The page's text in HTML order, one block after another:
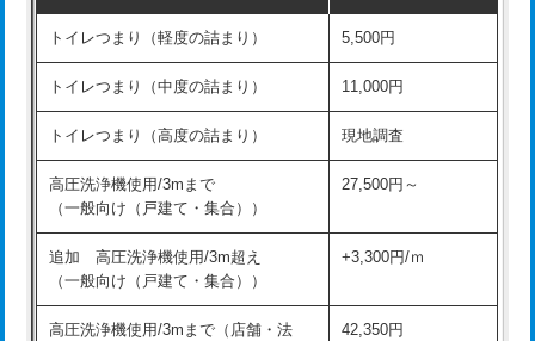
トイレつまり（軽度の詰まり） 5,500円
トイレつまり（中度の詰まり） 11,000円
トイレつまり（高度の詰まり） 現地調査
高圧洗浄機使用/3mまで
（一般向け（戸建て・集合））
27,500円～
追加 高圧洗浄機使用/3m超え
（一般向け（戸建て・集合））
+3,300円/ｍ
高圧洗浄機使用/3mまで（店舗・法
42,350円